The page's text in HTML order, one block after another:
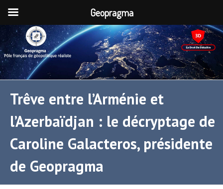
Trêve entre l’Arménie et
l’Azerbaïdjan : le décryptage de
Caroline Galacteros, présidente
de Geopragma
Geopragma